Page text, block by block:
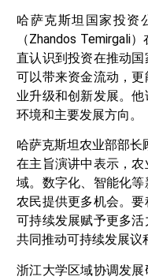
哈萨克斯坦国家投资
（Zhandos Temirgali
直认识到投资在推动
可以带来资金流动，
业升级和创新发展。
环境和主要发展方向。
哈萨克斯坦农业部部长
在主旨演讲中表示，
域。数字化、智能化
农民提供更多机会。
可持续发展赋予更多活
共同推动可持续发展议
浙江大学区域协调发